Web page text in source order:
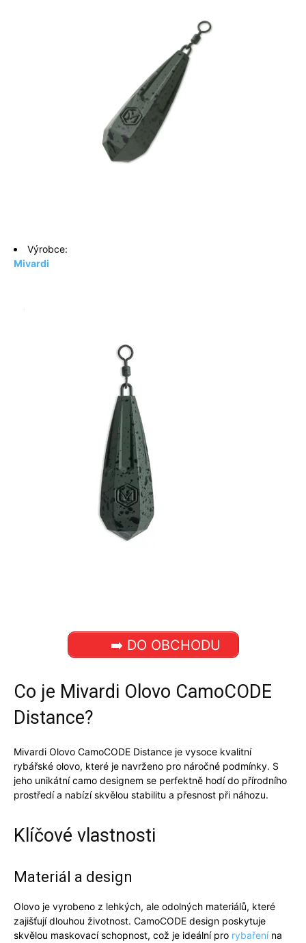
Výrobce:
Mivardi
➡️ DO OBCHODU
Co je Mivardi Olovo CamoCODE
Distance?
Mivardi Olovo CamoCODE Distance je vysoce kvalitní
rybářské olovo, které je navrženo pro náročné podmínky. S
jeho unikátní camo designem se perfektně hodí do přírodního
prostředí a nabízí skvělou stabilitu a přesnost při náhozu.
Klíčové vlastnosti
Materiál a design
Olovo je vyrobeno z lehkých, ale odolných materiálů, které
zajišťují dlouhou životnost. CamoCODE design poskytuje
skvělou maskovací schopnost, což je ideální pro rybařenína